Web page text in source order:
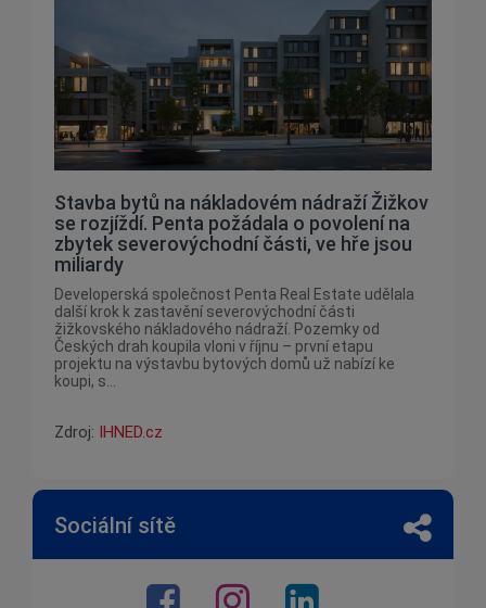
Stavba bytů na nákladovém nádraží Žižkov
se rozjíždí. Penta požádala o povolení na
zbytek severovýchodní části, ve hře jsou
miliardy
Developerská společnost Penta Real Estate udělala
další krok k zastavění severovýchodní části
žižkovského nákladového nádraží. Pozemky od
Českých drah koupila vloni v říjnu – první etapu
projektu na výstavbu bytových domů už nabízí ke
koupi, s...
Zdroj: IHNED.cz
Sociální sítě